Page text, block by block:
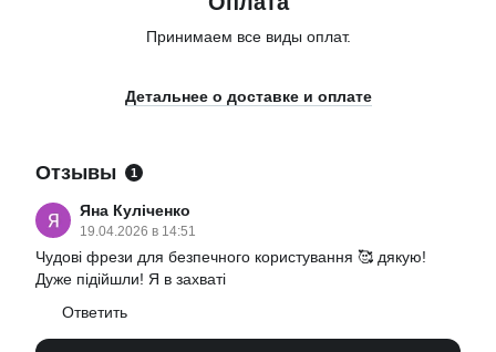
Принимаем все виды оплат.
Детальнее о доставке и оплате
Отзывы 1
Яна Куліченко
19.04.2026 в 14:51
Чудові фрези для безпечного користування 🥰 дякую!
Дуже підійшли! Я в захваті
Ответить